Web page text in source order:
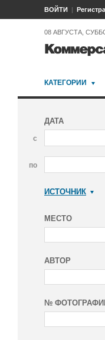
ВОЙТИ
08 АВГУСТА,
КАТЕГОРИИ
ДАТА
с
по
ИСТОЧНИК
МЕСТО
АВТОР
№